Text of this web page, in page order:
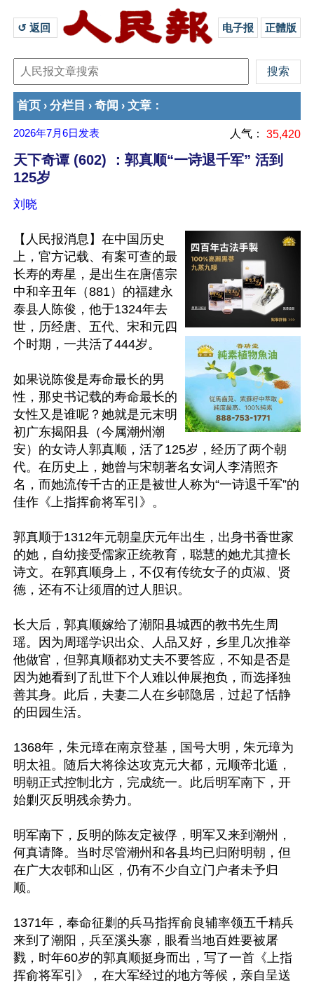
↺ 返回 电子报 正體版
首页 › 分栏目 › 奇闻 › 文章 ：
2026年7月6日 发表 人气： 35,420
天下奇谭 (602) ：郭真顺“一诗退千军” 活到
125岁
刘晓
【人民报消息】在中国历史
上，官方记载、有案可查的最
长寿的寿星，是出生在唐僖宗
中和辛丑年（881）的福建永
泰县人陈俊，他于1324年去
世，历经唐、五代、宋和元四
个时期，一共活了444岁。
如果说陈俊是寿命最长的男
性，那史书记载的寿命最长的
女性又是谁呢？她就是元末明
初广东揭阳县（今属潮州潮
安）的女诗人郭真顺，活了125岁，经历了两个朝
代。在历史上，她曾与宋朝著名女词人李清照齐
名，而她流传千古的正是被世人称为“一诗退千军”的
佳作《上指挥俞将军引》。
郭真顺于1312年元朝皇庆元年出生，出身书香世家
的她，自幼接受儒家正统教育，聪慧的她尤其擅长
诗文。在郭真顺身上，不仅有传统女子的贞淑、贤
德，还有不让须眉的过人胆识。
长大后，郭真顺嫁给了潮阳县城西的教书先生周
瑶。因为周瑶学识出众、人品又好，乡里几次推举
他做官，但郭真顺都劝丈夫不要答应，不知是否是
因为她看到了乱世下个人难以伸展抱负，而选择独
善其身。此后，夫妻二人在乡邨隐居，过起了恬静
的田园生活。
1368年，朱元璋在南京登基，国号大明，朱元璋为
明太祖。随后大将徐达攻克元大都，元顺帝北遁，
明朝正式控制北方，完成统一。此后明军南下，开
始剿灭反明残余势力。
明军南下，反明的陈友定被俘，明军又来到潮州，
何真请降。当时尽管潮州和各县均已归附明朝，但
在广大农邨和山区，仍有不少自立门户者未予归
顺。
1371年，奉命征剿的兵马指挥俞良辅率领五千精兵
来到了潮阳，兵至溪头寨，眼看当地百姓要被屠
戮，时年60岁的郭真顺挺身而出，写了一首《上指
挥俞将军引》，在大军经过的地方等候，亲自呈送